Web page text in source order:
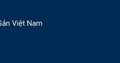
Việt Nam